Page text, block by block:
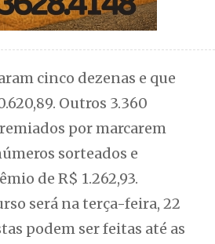
cinco dezenas e que
Outros 3.360
por marcarem
sorteados e
de R$ 1.262,93.
será na terça-feira, 22
podem ser feitas até as